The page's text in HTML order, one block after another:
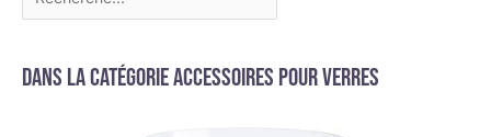
Dans la catégorie Accessoires pour verres